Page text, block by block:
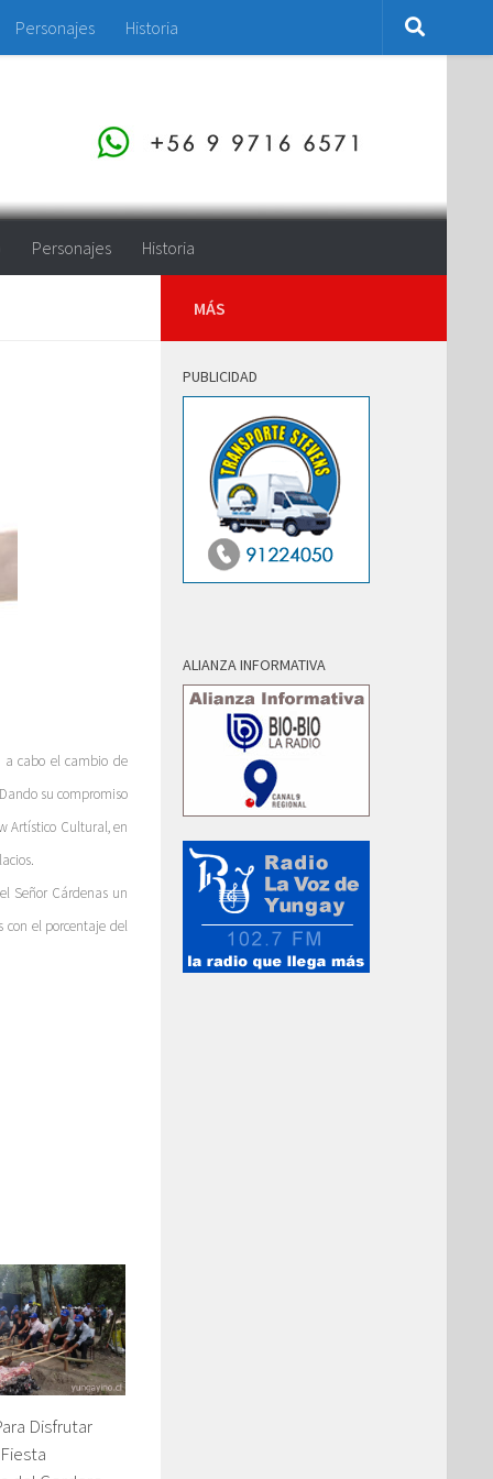
Personajes Historia
Personajes Historia
a cabo el cambio de
su compromiso
Artístico Cultural, en
Señor Cárdenas un
con el porcentaje del
Disfrutar
MÁS
PUBLICIDAD
ALIANZA INFORMATIVA